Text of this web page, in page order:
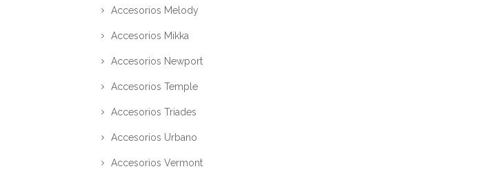
Accesorios Melody
Accesorios Mikka
Accesorios Newport
Accesorios Temple
Accesorios Triades
Accesorios Urbano
Accesorios Vermont